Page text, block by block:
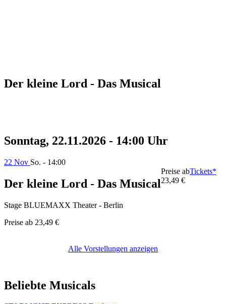
Der kleine Lord - Das Musical
Sonntag, 22.11.2026 - 14:00 Uhr
22 Nov So. - 14:00
Der kleine Lord - Das Musical
Stage BLUEMAXX Theater - Berlin
Preise ab 23,49 €
Preise ab
23,49 €
Tickets*
Alle Vorstellungen anzeigen
Beliebte Musicals